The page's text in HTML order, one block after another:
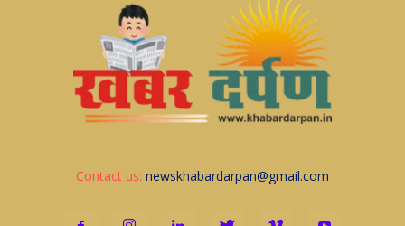
Contact us: newskhabardarpan@gmail.com